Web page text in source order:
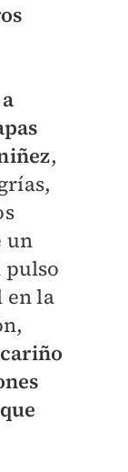
,
un
pulso
en la